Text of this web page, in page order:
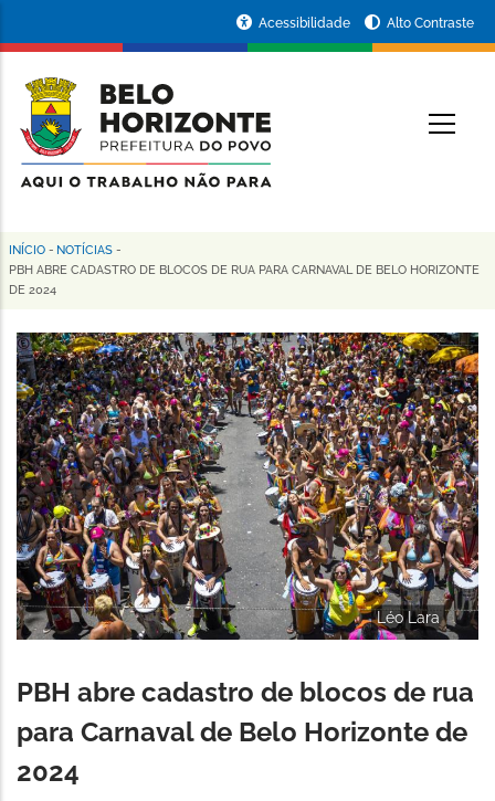
conteúdo
principal
da
Prefeitura
de
Horizonte
Acessibilidade Alto Contraste
Trilha
de
navegação
INÍCIO - NOTÍCIAS -
PBH ABRE CADASTRO DE BLOCOS DE RUA PARA CARNAVAL DE BELO HORIZONTE
DE 2024
Léo Lara
PBH abre cadastro de blocos de rua
para Carnaval de Belo Horizonte de
2024